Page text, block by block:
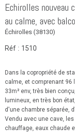
Echirolles
au calme, avec
Échirolles (38130)
Réf : 1510
Dans la copropriété de
calme, et comprenant 96
33m² env, très bien
lumineux, en très bon
d'une chambre séparée,
Vendu avec une cave,
chauffage, eaux chaude